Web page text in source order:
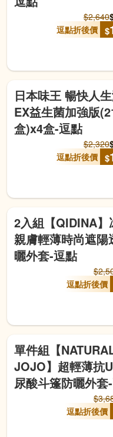
$2,640
逗點折後價 $
日本味王 暢快人
EX益生菌加強版
盒)x4盒-逗點
$2,320
逗點折後價 $
2入組【QIDINA】
親膚輕薄時尚遮陽
曬外套-逗點
$
逗點折後價
單件組【
JOJO】超輕薄抗
尿酸斗篷防曬外套
任選(防曬/玻尿酸
透氣排汗/不挑身
$
逗點折後價